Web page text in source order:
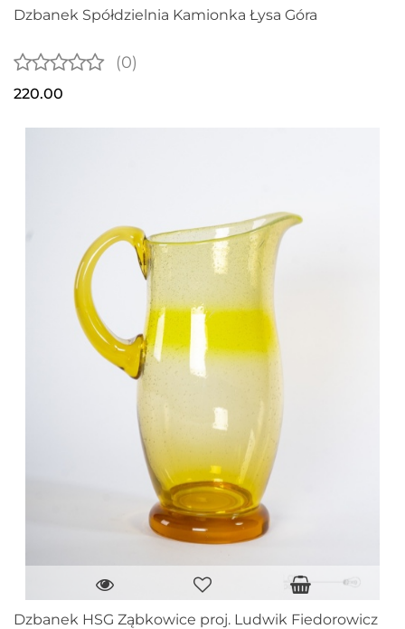
Dzbanek Spółdzielnia Kamionka Łysa Góra
(0)
220.00
Dzbanek HSG Ząbkowice proj. Ludwik Fiedorowicz